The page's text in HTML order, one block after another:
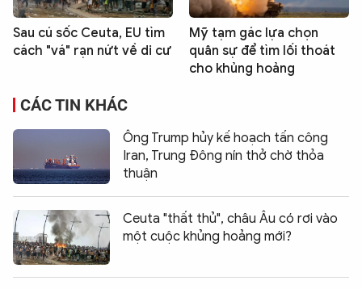
Sau cú sốc Ceuta, EU tìm
cách "vá" rạn nứt về di cư
Mỹ tạm gác lựa chọn
quân sự để tìm lối thoát
cho khủng hoảng
CÁC TIN KHÁC
Ông Trump hủy kế hoạch tấn công
Iran, Trung Đông nín thở chờ thỏa
thuận
Ceuta "thất thủ", châu Âu có rơi vào
một cuộc khủng hoảng mới?